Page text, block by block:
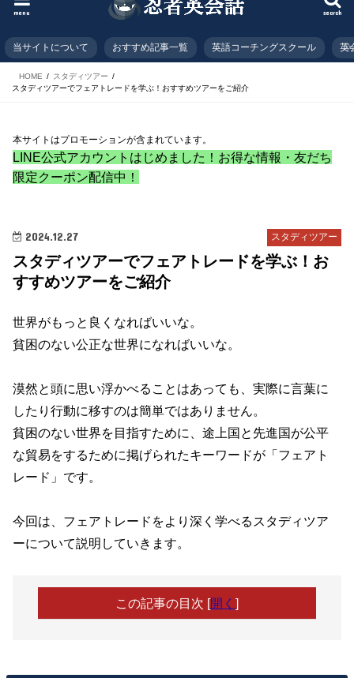
search
menu
当サイトについて おすすめ記事一覧 英語コーチングスクール 英
HOME
スタディツアー
スタディツアーでフェアトレードを学ぶ！おすすめツアーをご紹介
本サイトはプロモーションが含まれています。
LINE公式アカウントはじめました！お得な情報・友だち
限定クーポン配信中！
スタディツアー
2024.12.27
スタディツアーでフェアトレードを学ぶ！お
すすめツアーをご紹介
世界がもっと良くなればいいな。
貧困のない公正な世界になればいいな。
漠然と頭に思い浮かべることはあっても、実際に言葉に
したり行動に移すのは簡単ではありません。
貧困のない世界を目指すために、途上国と先進国が公平
な貿易をするために掲げられたキーワードが「フェアト
レード」です。
今回は、フェアトレードをより深く学べるスタディツア
ーについて説明していきます。
この記事の目次 [開く ]